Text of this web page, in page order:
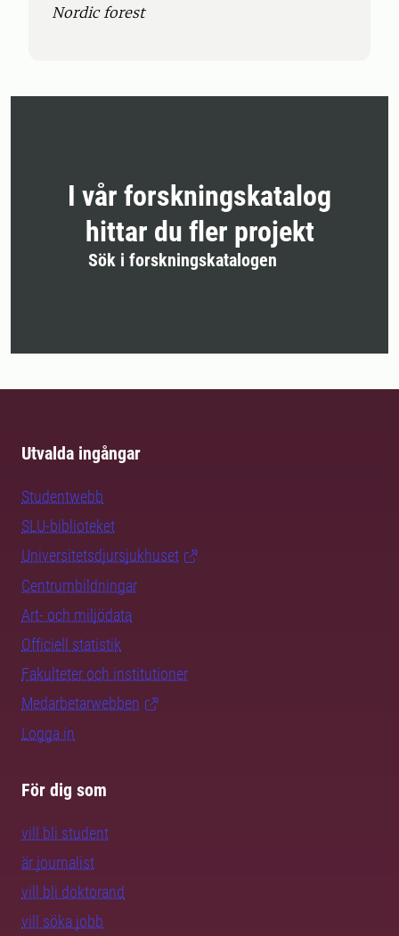
Nordic forest
I vår forskningskatalog
hittar du fler projekt
Sök i forskningskatalogen
Utvalda ingångar
Studentwebb
SLU-biblioteket
Universitetsdjursjukhuset
Centrumbildningar
Art- och miljödata
Officiell statistik
Fakulteter och institutioner
Medarbetarwebben
Logga in
För dig som
vill bli student
är journalist
vill bli doktorand
vill söka jobb